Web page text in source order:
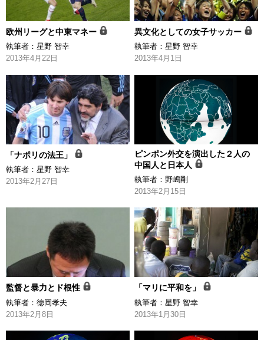
欧州リーグと中東マネー
執筆者： 星野 智幸
2013年4月22日
異文化としての女子サッカー
執筆者：星野 智幸
2013年4月1日
「ナポリの法王」
執筆者： 星野 智幸
2013年2月27日
ピンポン外交を演出した２人の
中国人と日本人
執筆者： 野嶋剛
2013年2月15日
監督と暴力とド根性
執筆者： 徳岡孝夫
2013年2月8日
「マリに平和を」
執筆者：星野 智幸
2013年1月30日